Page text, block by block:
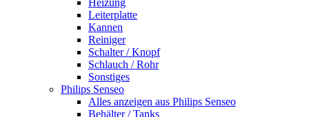
Heizung
Leiterplatte
Kannen
Reiniger
Schalter / Knopf
Schlauch / Rohr
Sonstiges
Philips Senseo
Alles anzeigen aus Philips Senseo
Behälter / Tanks